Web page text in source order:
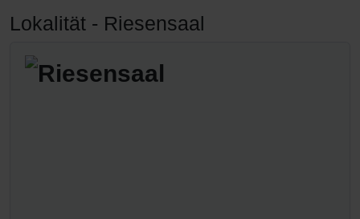
Lokalität - Riesensaal